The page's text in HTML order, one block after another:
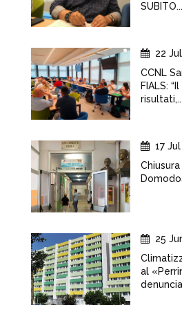
SUBITO...
22
CCNL
FIALS:
risultati,...
17
25
al